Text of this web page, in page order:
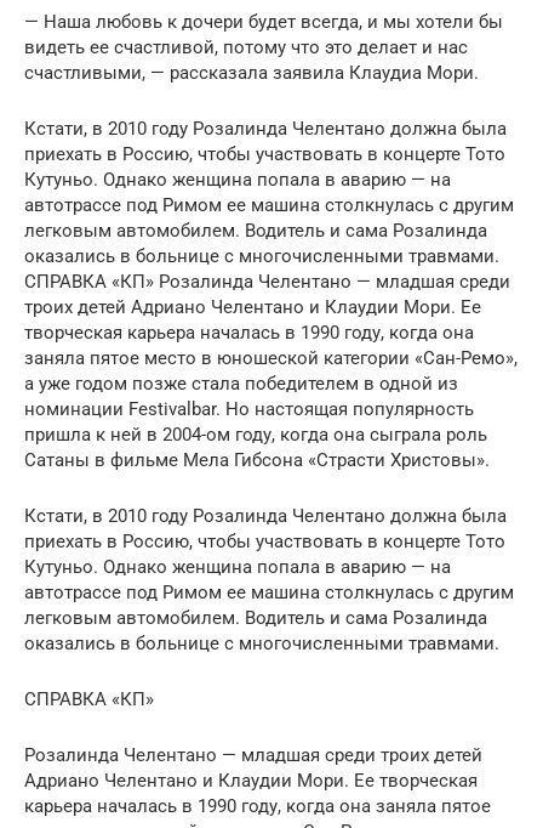
— Наша любовь к дочери будет всегда, и мы хотели бы
видеть ее счастливой, потому что это делает и нас
счастливыми, — рассказала заявила Клаудиа Мори.
Кстати, в 2010 году Розалинда Челентано должна была
приехать в Россию, чтобы участвовать в концерте Тото
Кутуньо. Однако женщина попала в аварию — на
автотрассе под Римом ее машина столкнулась с другим
легковым автомобилем. Водитель и сама Розалинда
оказались в больнице с многочисленными травмами.
СПРАВКА «КП» Розалинда Челентано — младшая среди
троих детей Адриано Челентано и Клаудии Мори. Ее
творческая карьера началась в 1990 году, когда она
заняла пятое место в юношеской категории «Сан-Ремо»,
а уже годом позже стала победителем в одной из
номинации Festivalbar. Но настоящая популярность
пришла к ней в 2004-ом году, когда она сыграла роль
Сатаны в фильме Мела Гибсона «Страсти Христовы».
Кстати, в 2010 году Розалинда Челентано должна была
приехать в Россию, чтобы участвовать в концерте Тото
Кутуньо. Однако женщина попала в аварию — на
автотрассе под Римом ее машина столкнулась с другим
легковым автомобилем. Водитель и сама Розалинда
оказались в больнице с многочисленными травмами.
СПРАВКА «КП»
Розалинда Челентано — младшая среди троих детей
Адриано Челентано и Клаудии Мори. Ее творческая
карьера началась в 1990 году, когда она заняла пятое